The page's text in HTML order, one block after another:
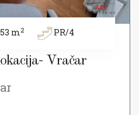
53 m2 PR/4
Vračar